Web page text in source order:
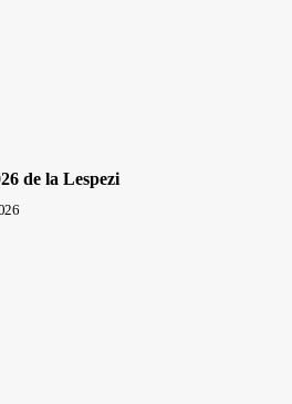
de la Lespezi